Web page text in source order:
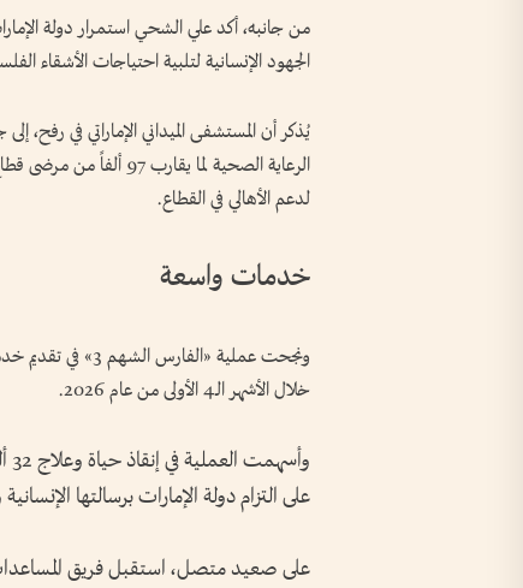
من جانبه، أكد علي الشحي استمرار دولة
الجهود الإنسانية لتلبية احتياجات الأشقاء
يُذكر أن المستشفى الميداني الإماراتي في رفح،
الرعاية الصحية لما
لدعم الأهالي في القطاع.
خدمات واسعة
ونجحت عملية
خلال الأشهر الـ4 الأولى من عام 2026.
على التزام دولة الإمارات برسالتها
على صعيد متصل، استقبل فريق المساعدات